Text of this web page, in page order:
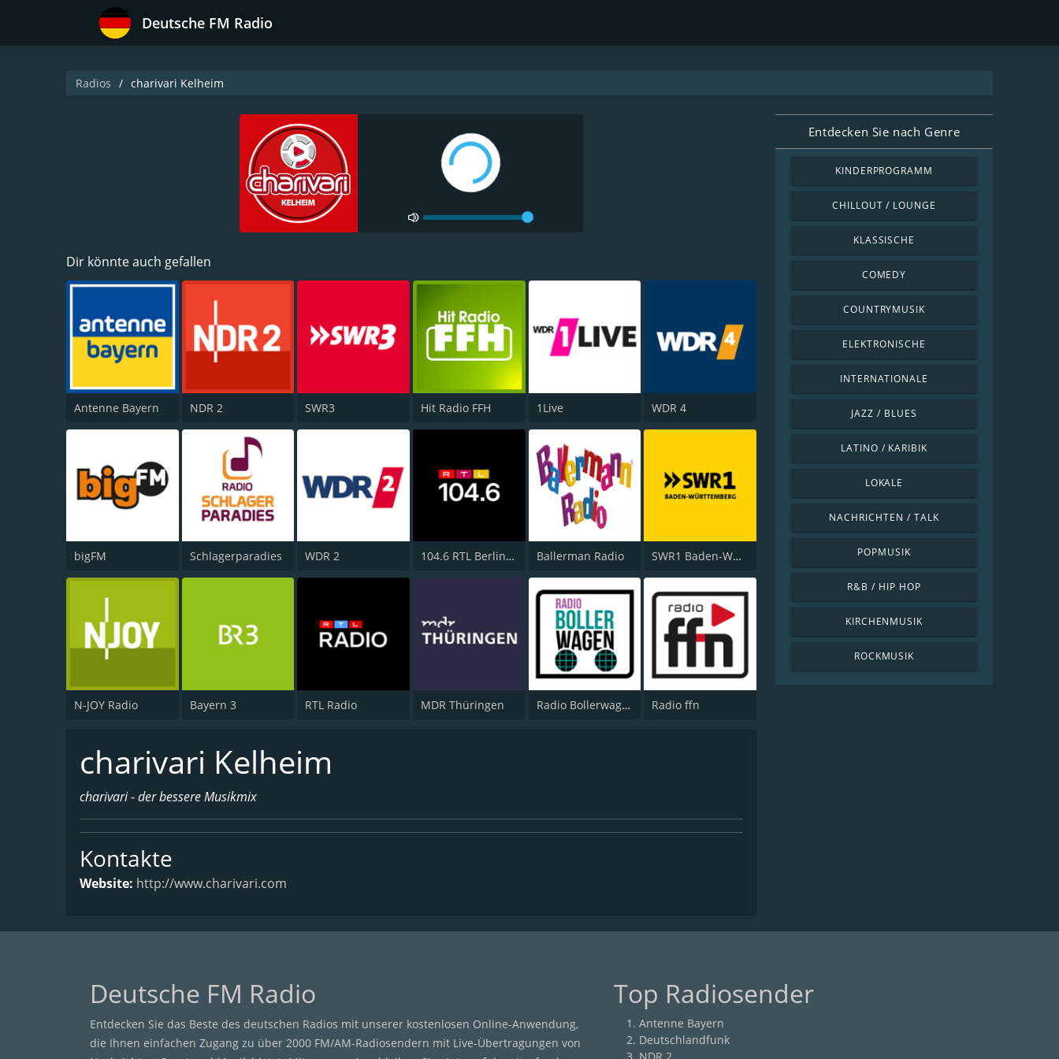
Deutsche FM Radio
Radios charivari Kelheim
Dir könnte auch gefallen
Antenne Bayern NDR 2 SWR3 Hit Radio FFH 1Live WDR 4
bigFM Schlagerparadies WDR 2 104.6 RTL Berlins Hitradio Ballerman Radio SWR1 Baden-Württemberg
N-JOY Radio Bayern 3 RTL Radio MDR Thüringen Radio Bollerwagen Radio ffn
charivari Kelheim
charivari - der bessere Musikmix
Kontakte
Website: http://www.charivari.com
Entdecken Sie nach Genre
KINDERPROGRAMM
CHILLOUT / LOUNGE
KLASSISCHE
COMEDY
COUNTRYMUSIK
ELEKTRONISCHE
INTERNATIONALE
JAZZ / BLUES
LATINO / KARIBIK
LOKALE
NACHRICHTEN / TALK
POPMUSIK
R&B / HIP HOP
KIRCHENMUSIK
ROCKMUSIK
Deutsche FM Radio
Entdecken Sie das Beste des deutschen Radios mit unserer kostenlosen Online-Anwendung,
die Ihnen einfachen Zugang zu über 2000 FM/AM-Radiosendern mit Live-Übertragungen von
Top Radiosender
Antenne Bayern
Deutschlandfunk